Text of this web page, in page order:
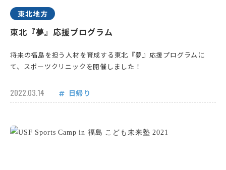
東北地方
東北『夢』応援プログラム
将来の福島を担う人材を育成する東北『夢』応援プログラムに
て、スポーツクリニックを開催しました！
2022.03.14 日帰り